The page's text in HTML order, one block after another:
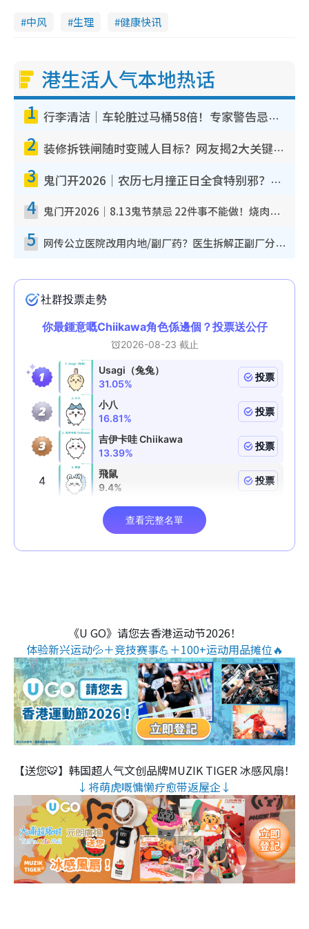
中风 生理 健康快讯
港生活人气本地热话
1 行李清洁｜车轮脏过马桶58倍！专家警告忌用酒精擦 教1招免脏手除菌
2 装修拆铁闸随时变贼人目标？网友揭2大关键用途：装新款等于白装？附新旧铁闸分别
3 鬼门开2026｜农历七月撞正日全食特别邪？专家警告切忌做一事！揭4大禁忌+2招保平安
4 鬼门开2026｜8.13鬼节禁忌 22件事不能做！烧肉、刺身要少食？半夜勿吹口哨/打给个电话
5 网传公立医院改用内地/副厂药？医生拆解正副厂分别，揭4类人换药随时出事
《U GO》请您去香港运动节2026！
体验新兴运动💦＋竞技赛事💪＋100+运动用品摊位🔥
【送您🐯】韩国超人气文创品牌MUZIK TIGER 冰感风扇！
↓将萌虎嘅慵懒疗愈带返屋企↓